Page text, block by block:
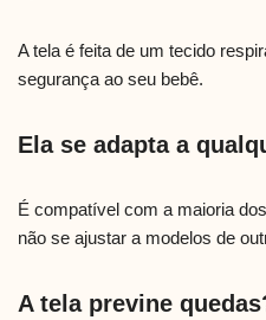
A tela é feita de um tecido
segurança ao seu bebê.
Ela se adapta a
É compatível com a maioria
não se ajustar a modelos de
A tela previne